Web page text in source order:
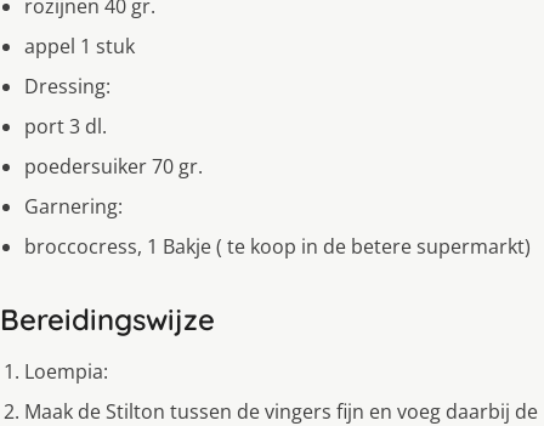
rozijnen 40 gr.
appel 1 stuk
Dressing:
port 3 dl.
poedersuiker 70 gr.
Garnering:
broccocress, 1 Bakje ( te koop in de betere supermarkt)
Bereidingswijze
Loempia:
Maak de Stilton tussen de vingers fijn en voeg daarbij de